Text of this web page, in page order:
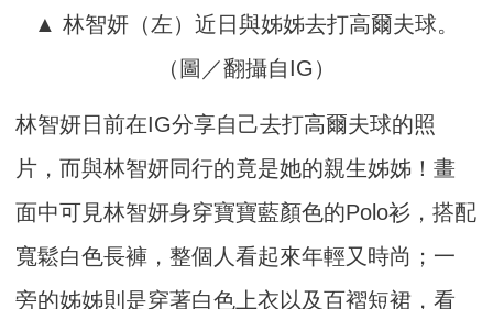
▲ 林智妍（左）近日與姊姊去打高爾夫球。
（圖／翻攝自IG）
林智妍日前在IG分享自己去打高爾夫球的照
片，而與林智妍同行的竟是她的親生姊姊！畫
面中可見林智妍身穿寶寶藍顏色的Polo衫，搭配
寬鬆白色長褲，整個人看起來年輕又時尚；一
旁的姊姊則是穿著白色上衣以及百褶短裙，看